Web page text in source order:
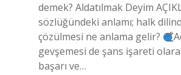
demek? Aldatılmak Deyim
sözlüğündeki anlamı; halk
çözülmesi ne anlama gelir?
gevşemesi de şans işareti
başarı ve…